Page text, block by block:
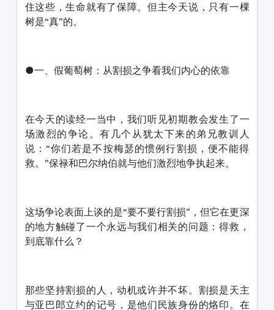
住这些，生命就有了保障。但主今天说，只有一棵
树是“真”的。
●一、假葡萄树：从割损之争看我们内心的依靠
在今天的读经一当中，我们听见初期教会发生了一
场激烈的争论。有几个从犹太下来的弟兄教训人
说：“你们若是不按梅瑟的惯例行割损，便不能得
救。”保禄和巴尔纳伯就与他们激烈地争执起来。
这场争论表面上谈的是“要不要行割损”，但它在更深
的地方触碰了一个永远与我们相关的问题：得救，
到底靠什么？
那些坚持割损的人，动机或许并不坏。割损是天主
与亚巴郎立约的记号，是他们民族身份的烙印。在